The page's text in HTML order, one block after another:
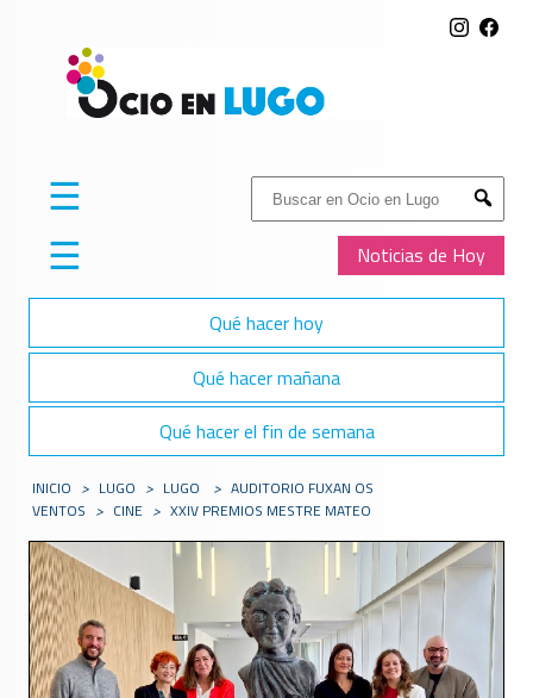
Buscar:
Submit
Noticias de Hoy
☰
☰
Qué hacer hoy
Qué hacer mañana
Qué hacer el fin de semana
INICIO > LUGO > LUGO > AUDITORIO FUXAN OS
VENTOS > CINE > XXIV PREMIOS MESTRE MATEO